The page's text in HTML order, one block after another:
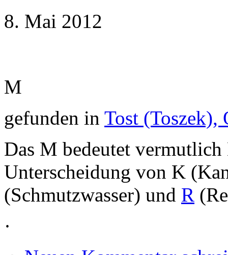
8. Mai 2012
M
gefunden in Tost (Toszek),
Das M bedeutet
Unterscheidung von K
(Schmutzwasser) und R
·